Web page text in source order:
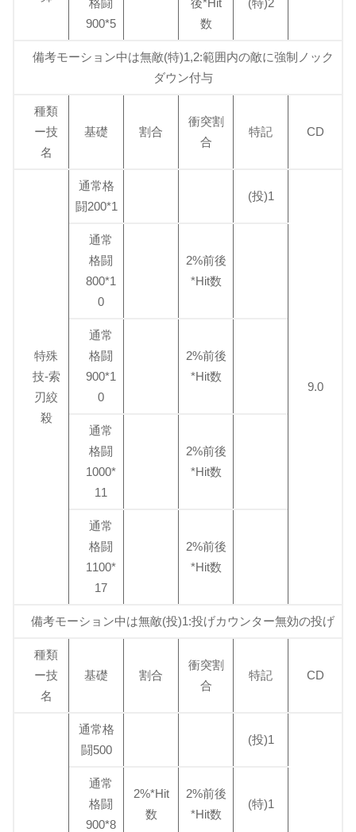
900*5
数
備考モーション中は無敵(特)1,2:範囲内の敵に強制ノック
ダウン付与
種類
ー技
名
基礎 割合
衝突割
合
特記 CD
特殊
技-索
刃絞
殺
通常格
闘200*1
(投)1
9.0
通常
格闘
800*1
0
2%前後
*Hit数
通常
格闘
900*1
0
2%前後
*Hit数
通常
格闘
1000*
11
2%前後
*Hit数
通常
格闘
1100*
17
2%前後
*Hit数
備考モーション中は無敵(投)1:投げカウンター無効の投げ
種類
ー技
名
基礎 割合
衝突割
合
特記 CD
通常格
闘500
(投)1
通常
格闘
900*8
2%*Hit
数
2%前後
*Hit数
(特)1